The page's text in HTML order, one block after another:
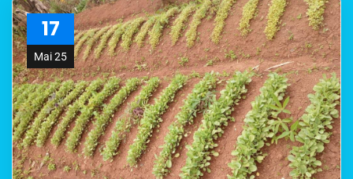
17
Mai 25